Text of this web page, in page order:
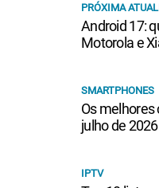
PRÓXIMA
Android 17:
Motorola e
SMARTPHONES
Os melhores
julho de
IPTV